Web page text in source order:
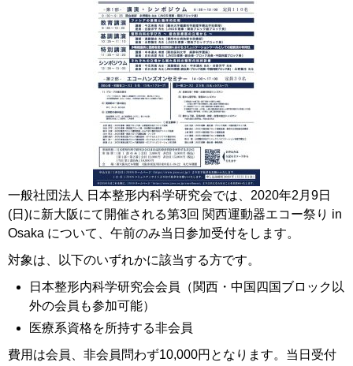
一般社団法人 日本整形内科学研究会では、2020年2月9日
(日)に新大阪にて開催される第3回 関西運動器エコー祭り in
Osaka について、午前のみ当日参加受付をします。
対象は、以下のいずれかに該当する方です。
日本整形内科学研究会会員（関西・中国四国ブロック以
外の会員も参加可能）
医療系資格を所持する非会員
費用は会員、非会員問わず10,000円となります。当日受付